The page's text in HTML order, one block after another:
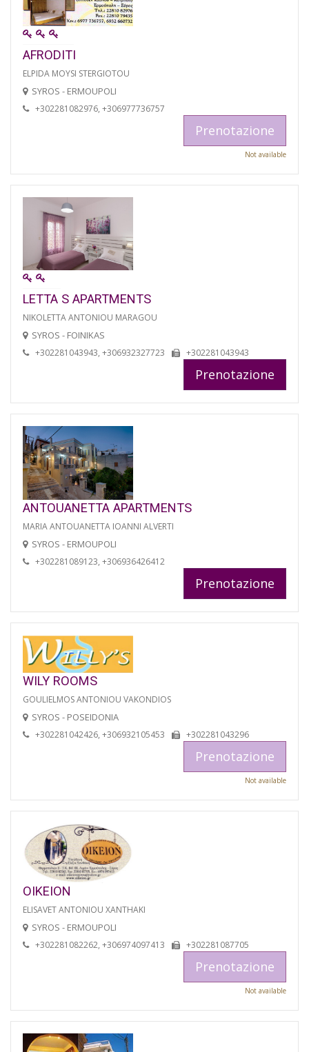
AFRODITI
ELPIDA MOYSI STERGIOTOU
SYROS - ERMOUPOLI
+302281082976, +306977736757
Prenotazione
Not available
LETTA S APARTMENTS
NIKOLETTA ANTONIOU MARAGOU
SYROS - FOINIKAS
+302281043943, +306932327723 +302281043943
Prenotazione
ANTOUANETTA APARTMENTS
MARIA ANTOUANETTA IOANNI ALVERTI
SYROS - ERMOUPOLI
+302281089123, +306936426412
Prenotazione
WILY ROOMS
GOULIELMOS ANTONIOU VAKONDIOS
SYROS - POSEIDONIA
+302281042426, +306932105453 +302281043296
Prenotazione
Not available
OIKEION
ELISAVET ANTONIOU XANTHAKI
SYROS - ERMOUPOLI
+302281082262, +306974097413 +302281087705
Prenotazione
Not available